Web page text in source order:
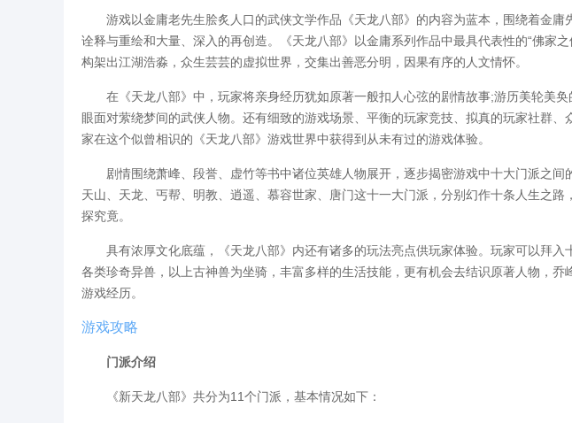
游戏以金庸老先生脍炙人口的武侠文学作品《天龙八部》的内容为蓝本，围绕着金庸
诠释与重绘和大量、深入的再创造。《天龙八部》以金庸系列作品中最具代表性的“佛家
构架出江湖浩淼，众生芸芸的虚拟世界，交集出善恶分明，因果有序的人文情怀。
在《天龙八部》中，玩家将亲身经历犹如原著一般扣人心弦的剧情故事;游历美轮美奂
眼面对萦绕梦间的武侠人物。还有细致的游戏场景、平衡的玩家竞技、拟真的玩家社群
家在这个似曾相识的《天龙八部》游戏世界中获得到从未有过的游戏体验。
剧情围绕萧峰、段誉、虚竹等书中诸位英雄人物展开，逐步揭密游戏中十大门派之间
天山、天龙、丐帮、明教、逍遥、慕容世家、唐门这十一大门派，分别幻作十条人生之
探究竟。
具有浓厚文化底蕴，《天龙八部》内还有诸多的玩法亮点供玩家体验。玩家可以拜入
各类珍奇异兽，以上古神兽为坐骑，丰富多样的生活技能，更有机会去结识原著人物，乔
游戏经历。
游戏攻略
门派介绍
《新天龙八部》共分为11个门派，基本情况如下：